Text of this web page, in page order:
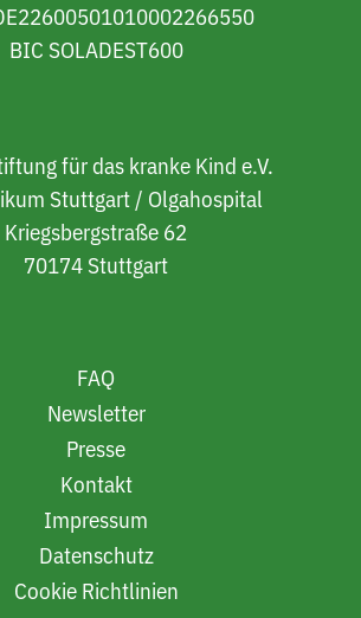
BIC SOLADEST600
für das kranke Kind e.V.
Stuttgart / Olgahospital
Kriegsbergstraße 62
70174 Stuttgart
FAQ
Newsletter
Presse
Kontakt
Impressum
Datenschutz
Cookie Richtlinien